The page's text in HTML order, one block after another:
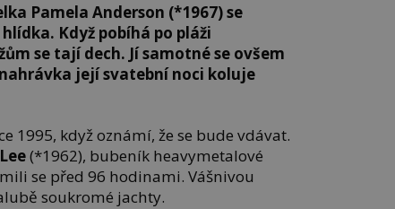
Pamela Anderson (*1967) se
Když pobíhá po pláži
se tají dech. Jí samotné se ovšem
její svatební noci koluje
1995, když oznámí, že se bude vdávat.
(*1962), bubeník heavymetalové
se před 96 hodinami. Vášnivou
soukromé jachty.